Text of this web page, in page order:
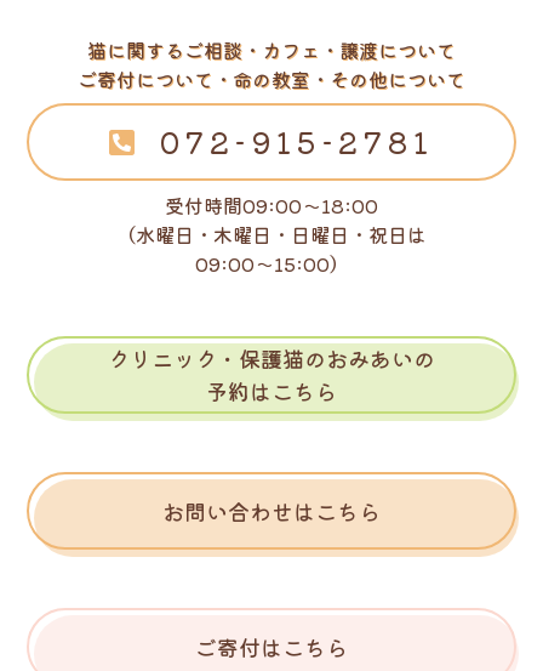
猫に関するご相談・カフェ・譲渡について
ご寄付について・命の教室・その他について
072-915-2781
受付時間09:00～18:00
（水曜日・木曜日・日曜日・祝日は
09:00～15:00）
クリニック・保護猫のおみあいの
予約はこちら
お問い合わせはこちら
ご寄付はこちら